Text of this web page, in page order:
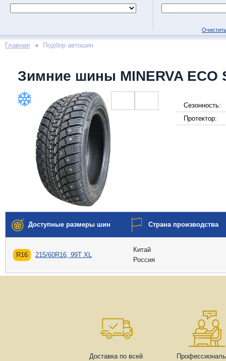
Главная Подбор автошин
Зимние шины MINERVA ECO
Сезонность:
Протектор:
Доступные размеры шин Страна производства
R16 215/60R16, 99T XL
Китай
Россия
Доставка по всей